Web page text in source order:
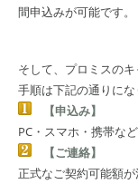
間申込みが可能です。
そして、プロミスの
手順は下記の通りにな
【申込み】
PC・スマホ・携帯な
【ご連絡】
正式なご契約可能額